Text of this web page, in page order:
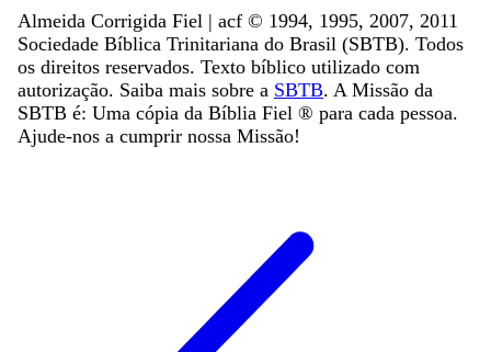
Almeida Corrigida Fiel | acf ©️ 1994, 1995, 2007, 2011
Sociedade Bíblica Trinitariana do Brasil (SBTB). Todos
os direitos reservados. Texto bíblico utilizado com
autorização. Saiba mais sobre a SBTB. A Missão da
SBTB é: Uma cópia da Bíblia Fiel ®️ para cada pessoa.
Ajude-nos a cumprir nossa Missão!